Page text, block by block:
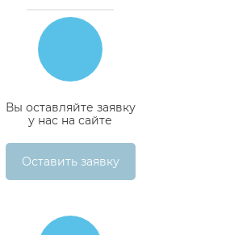
Вы оставляйте заявку
у нас на сайте
Оставить заявку